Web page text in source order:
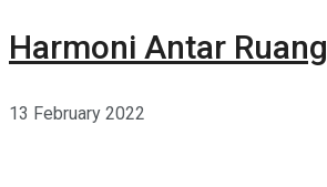
Harmoni Antar Ruang
13 February 2022